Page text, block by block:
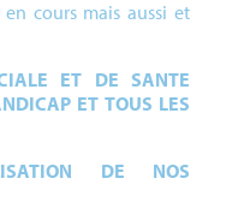
cours mais aussi et
ET DE SANTE
ET TOUS LES
DE NOS